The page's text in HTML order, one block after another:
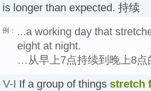
is longer than expected. 持续
例：
...a working day that
eight at night.
…从早上7点持续到晚上8点
V-I If a group of things stretch